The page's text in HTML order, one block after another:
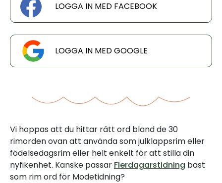
LOGGA IN MED FACEBOOK
LOGGA IN MED GOOGLE
Vi hoppas att du hittar rätt ord bland de 30
rimorden ovan att använda som julklappsrim eller
födelsedagsrim eller helt enkelt för att stilla din
nyfikenhet. Kanske passar Flerdagarstidning bäst
som rim ord för Modetidning?